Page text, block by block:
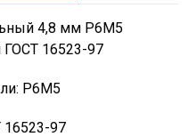
4,8 мм Р6М5
ГОСТ 16523-97
Р6М5
16523-97